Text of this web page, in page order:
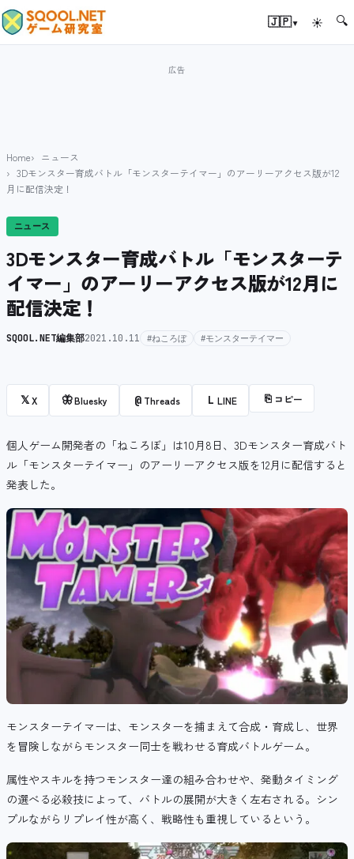
🇯🇵▾ ☀ 🔍
Home
ニュース
3Dモンスター育成バトル「モンスターテイマー」のアーリーアクセス版が12
月に配信決定！
ニュース
3Dモンスター育成バトル「モンスターテ
イマー」のアーリーアクセス版が12月に
配信決定！
SQOOL.NET編集部2021.10.11 #ねころぼ #モンスターテイマー
𝕏X 🦋Bluesky @ Threads L LINE ⎘ コピー
個人ゲーム開発者の「ねころぼ」は10月8日、3Dモンスター育成バト
ル「モンスターテイマー」のアーリーアクセス版を12月に配信すると
発表した。
モンスターテイマーは、モンスターを捕まえて合成・育成し、世界
を冒険しながらモンスター同士を戦わせる育成バトルゲーム。
属性やスキルを持つモンスター達の組み合わせや、発動タイミング
の選べる必殺技によって、バトルの展開が大きく左右される。 シン
プルながら リプレイ性が高く、 戦略性も重視しているという。